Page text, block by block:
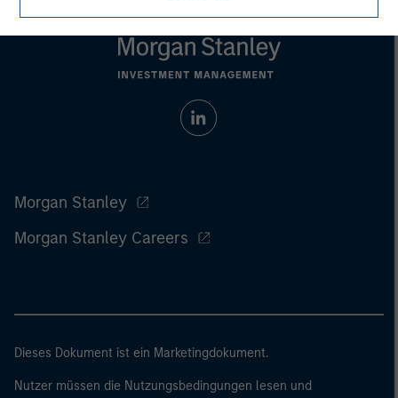
Morgan Stanley
Morgan Stanley Careers
Dieses Dokument ist ein Marketingdokument.
Nutzer müssen die Nutzungsbedingungen lesen und